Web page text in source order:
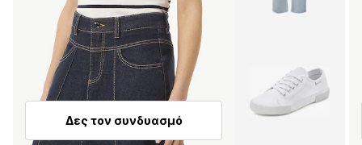
Δες τον συνδυασμό